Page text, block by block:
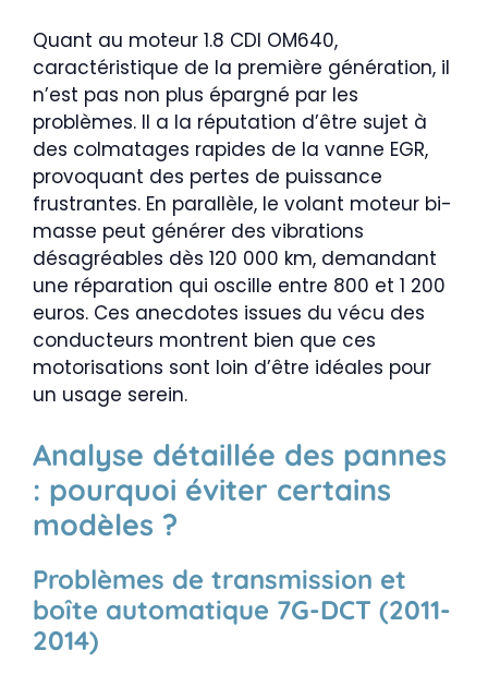
Quant au moteur 1.8 CDI OM640,
caractéristique de la première génération, il
n’est pas non plus épargné par les
problèmes. Il a la réputation d’être sujet à
des colmatages rapides de la vanne EGR,
provoquant des pertes de puissance
frustrantes. En parallèle, le volant moteur bi-
masse peut générer des vibrations
désagréables dès 120 000 km, demandant
une réparation qui oscille entre 800 et 1 200
euros. Ces anecdotes issues du vécu des
conducteurs montrent bien que ces
motorisations sont loin d’être idéales pour
un usage serein.
Analyse détaillée des pannes
: pourquoi éviter certains
modèles ?
Problèmes de transmission et
boîte automatique 7G-DCT (2011-
2014)